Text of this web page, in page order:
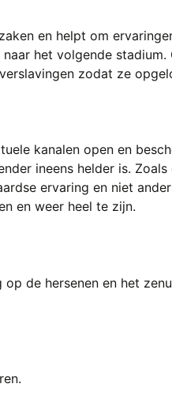
en helpt om
het volgende
zodat ze
kanalen open en
ineens helder is.
ervaring en niet
en weer heel te zijn.
de hersenen en het